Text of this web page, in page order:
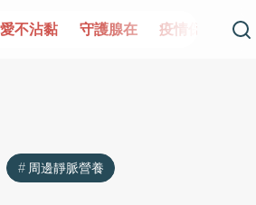
愛不沾黏 守護腺在 疫情保衛戰
周邊靜脈營養